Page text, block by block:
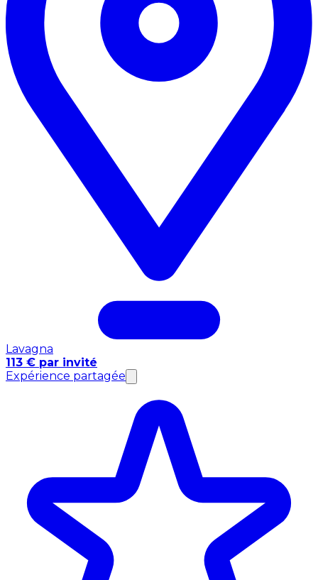
Lavagna
113 € par invité
Expérience partagée